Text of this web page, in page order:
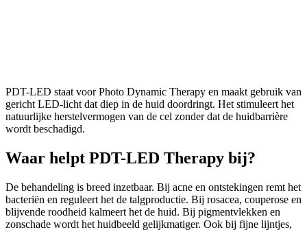
PDT-LED staat voor Photo Dynamic Therapy en maakt gebruik van
gericht LED-licht dat diep in de huid doordringt. Het stimuleert het
natuurlijke herstelvermogen van de cel zonder dat de huidbarrière
wordt beschadigd.
Waar helpt PDT-LED Therapy bij?
De behandeling is breed inzetbaar. Bij acne en ontstekingen remt het
bacteriën en reguleert het de talgproductie. Bij rosacea, couperose en
blijvende roodheid kalmeert het de huid. Bij pigmentvlekken en
zonschade wordt het huidbeeld gelijkmatiger. Ook bij fijne lijntjes,